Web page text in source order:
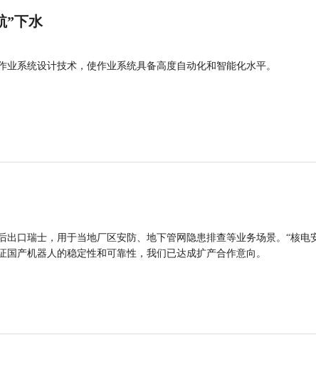
”下水
系统设计技术，使作业系统具备高度自动化和智能化水平。
口瑞士，用于当地厂区安防、地下管网隐患排查等业务场景。“核电
产机器人的稳定性和可靠性，我们已达成扩产合作意向。